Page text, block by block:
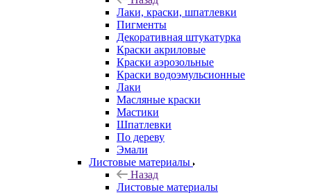
Лаки, краски, шпатлевки
Пигменты
Декоративная штукатурка
Краски акриловые
Краски аэрозольные
Краски водоэмульсионные
Лаки
Масляные краски
Мастики
Шпатлевки
По дереву
Эмали
Листовые материалы
Назад
Листовые материалы